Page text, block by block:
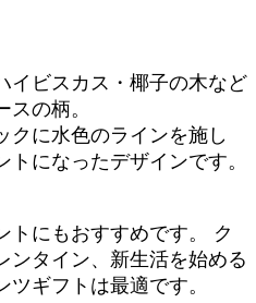
イビスカス・椰子の木など
の柄。
クに水色のラインを施し
になったデザインです。
トにもおすすめです。 ク
ンタイン、新生活を始める
ギフトは最適です。